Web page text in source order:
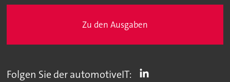
Zu den Ausgaben
Folgen Sie der automotiveIT: